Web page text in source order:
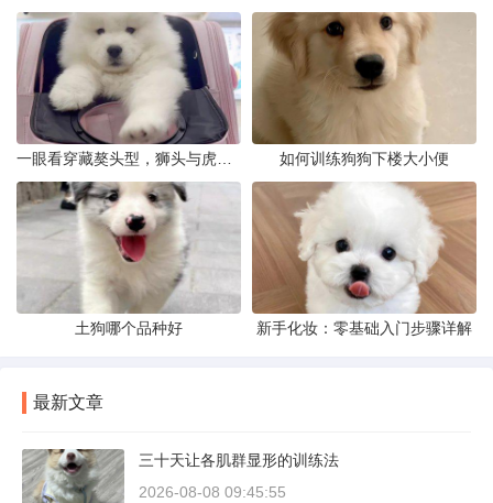
如何训练狗狗下楼大小便
土狗哪个品种好 新手化妆：零基础入门步骤详解
最新文章
三十天让各肌群显形的训练法
2026-08-08 09:45:55